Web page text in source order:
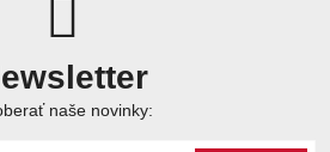
naše novinky: